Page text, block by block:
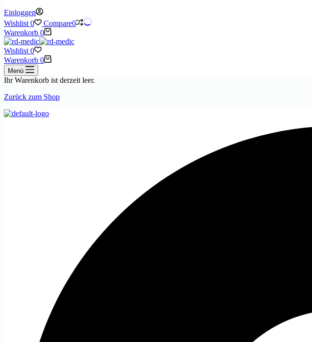
Einloggen
Wishlist 0 Compare0
Warenkorb 0
Wishlist 0
Warenkorb 0
Menü
Ihr Warenkorb ist derzeit leer.
Zurück zum Shop